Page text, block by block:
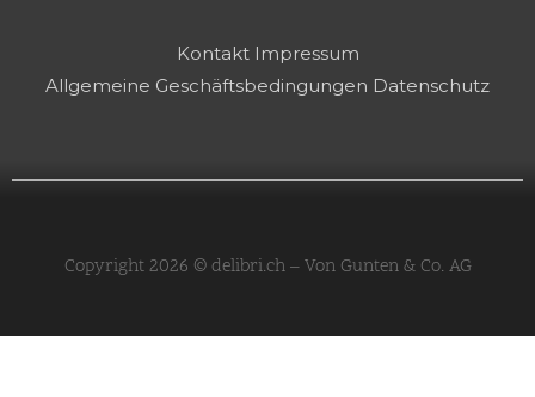
Kontakt Impressum
Allgemeine Geschäftsbedingungen Datenschutz
Copyright 2026 © delibri.ch – Von Gunten & Co. AG